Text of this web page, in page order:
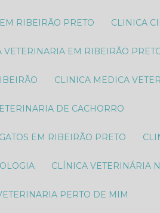
RIBEIRÃO PRETO CLINICA
VETERINARIA EM RIBEIRÃO
CLINICA MEDICA
DE CACHORRO
EM RIBEIRÃO PRETO
CLÍNICA VETERINÁRIA
PERTO DE MIM